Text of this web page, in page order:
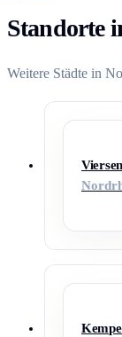
Standorte
Weitere Städte in
Viersen